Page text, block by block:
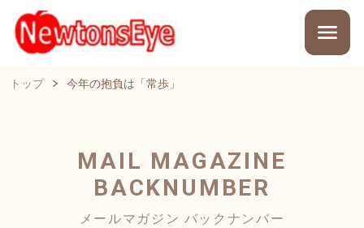
トップ 今年の抱負は「常歩」
MAIL MAGAZINE
BACKNUMBER
メールマガジン バックナンバー